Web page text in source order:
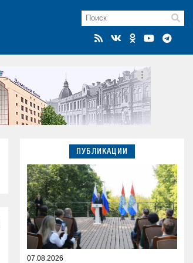
ПУБЛИКАЦИИ
07.08.2026